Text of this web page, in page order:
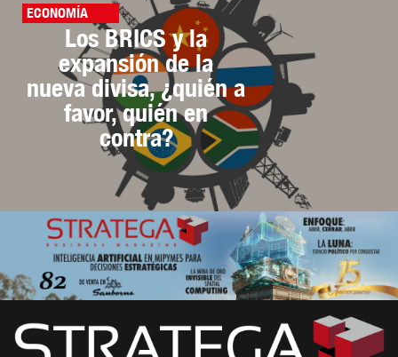
ECONOMÍA
Los BRICS y la
expansión de la
nueva divisa, ¿quién a
favor, quién en
contra?